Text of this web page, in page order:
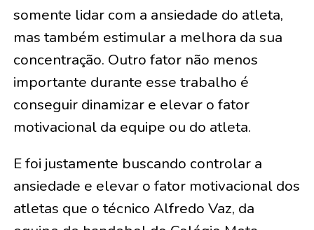
somente lidar com a ansiedade do atleta,
mas também estimular a melhora da sua
concentração. Outro fator não menos
importante durante esse trabalho é
conseguir dinamizar e elevar o fator
motivacional da equipe ou do atleta.
E foi justamente buscando controlar a
ansiedade e elevar o fator motivacional dos
atletas que o técnico Alfredo Vaz, da